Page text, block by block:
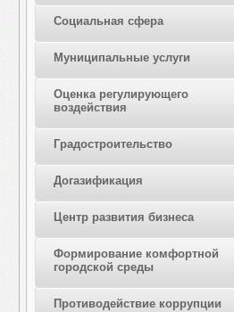
Социальная сфера
Муниципальные услуги
Оценка регулирующего
воздействия
Градостроительство
Догазификация
Центр развития бизнеса
Формирование комфортной
городской среды
Противодействие коррупции